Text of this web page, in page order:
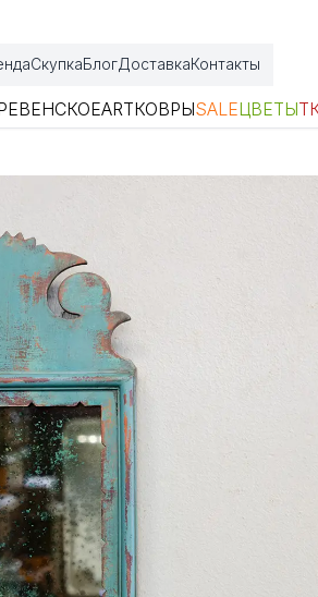
СкупкаБлогДоставкаКонтакты
ARTКОВРЫSALEЦВЕТЫ